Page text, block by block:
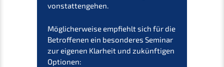
vonstattengehen.
Mögli­cher­wei­se empfiehlt sich für die
Betrof­fe­nen ein beson­de­res Seminar
zur eigenen Klarheit und zukünf­ti­gen
Optionen: